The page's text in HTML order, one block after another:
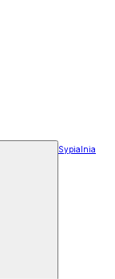
Sypialnia